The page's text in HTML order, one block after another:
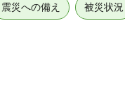
震災への備え 被災状況